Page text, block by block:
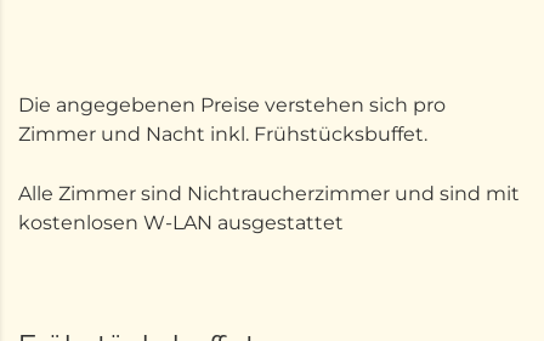
Die angegebenen Preise verstehen sich pro
Zimmer und Nacht inkl. Frühstücksbuffet.
Alle Zimmer sind Nichtraucherzimmer und sind mit
kostenlosen W-LAN ausgestattet